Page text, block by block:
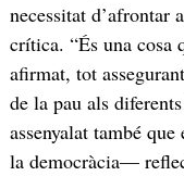
necessitat d’afrontar
crítica. “És una cosa
afirmat, tot
de la pau als
assenyalat també
la democràcia—